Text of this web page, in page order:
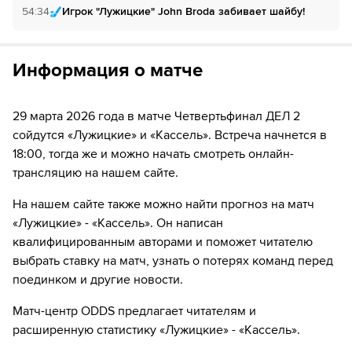
54:34 Игрок "Лужицкие" John Broda забивает шайбу!
Информация о матче
29 марта 2026 года в матче Четвертьфинал ДЕЛ 2
сойдутся «Лужицкие» и «Кассель». Встреча начнется в
18:00, тогда же и можно начать смотреть онлайн-
трансляцию на нашем сайте.
На нашем сайте также можно найти прогноз на матч
«Лужицкие» - «Кассель». Он написан
квалифицированным авторами и поможет читателю
выбрать ставку на матч, узнать о потерях команд перед
поединком и другие новости.
Матч-центр ODDS предлагает читателям и
расширенную статистику «Лужицкие» - «Кассель».